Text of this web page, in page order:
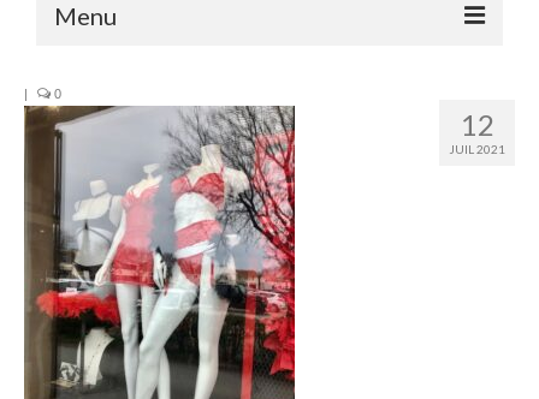
Menu
FORMATIONS
FORMATIONS DU POINT DE VENTE
MERCHANDISING & VITRINES
FORMATIONS RH
FORMATIONS DE FORMATEURS
CONSEILS & PRESTATIONS
12
JUIL 2021
| 0